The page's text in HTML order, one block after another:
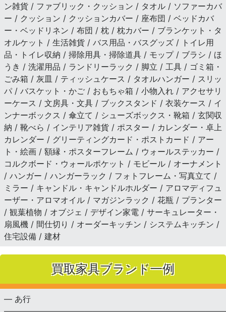
ン雑貨 / ファブリック・クッション / タオル / ソファーカバ
ー / クッション / クッションカバー / 座布団 / ベッドカバ
ー・ベッドリネン / 布団 / 枕 / 枕カバー / ブランケット・タ
オルケット / 生活雑貨 / バス用品・バスグッズ / トイレ用
品・トイレ収納 / 掃除用具・掃除道具 / モップ / ブラシ / ほ
うき / 洗濯用品 / ランドリーラック / 脚立 / 工具 / ゴミ箱・
ごみ箱 / 灰皿 / ティッシュケース / タオルハンガー / スリッ
パ / バスケット・かご / おもちゃ箱 / 小物入れ / アクセサリ
ーケース / 文房具・文具 / ブックスタンド / 衣装ケース / イ
ンナーボックス / 傘立て / シューズボックス・靴箱 / 玄関収
納 / 靴べら / インテリア雑貨 / ポスター / カレンダー・卓上
カレンダー / グリーティングカード・ポストカード / アー
ト・絵画 / 額縁・ポスターフレーム / ウォールステッカー /
コルクボード・ウォールポケット / モビール / オーナメント
/ ハンガー / ハンガーラック / フォトフレーム・写真立て /
ミラー / キャンドル・キャンドルホルダー / アロマディフュ
ーザー・アロマオイル / マガジンラック / 花瓶 / プランター
/ 観葉植物 / オブジェ / デザイン家電 / サーキュレーター・
扇風機 / 間仕切り / オーダーキッチン / システムキッチン /
住宅設備 / 建材
買取家具ブランド一例
— あ行